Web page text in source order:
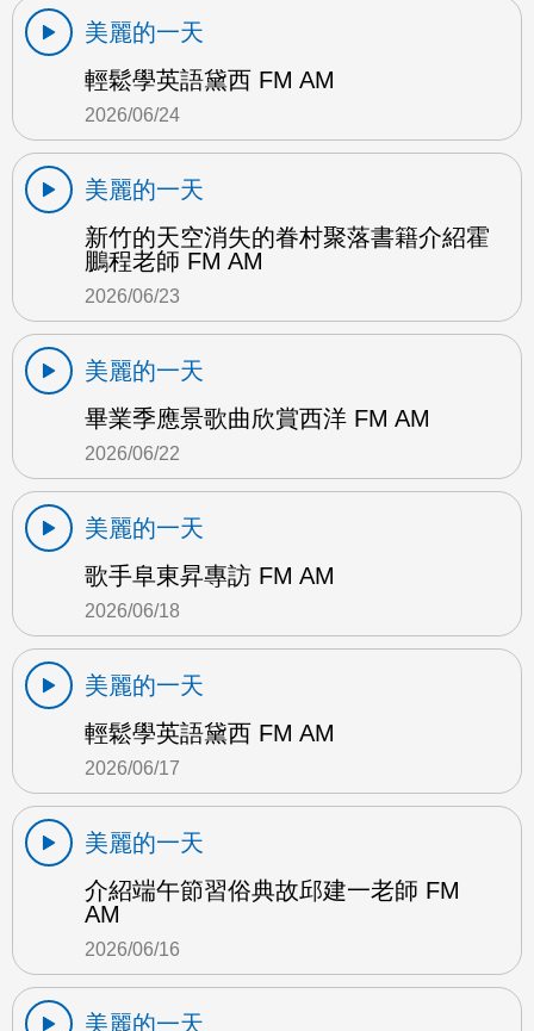
美麗的一天
輕鬆學英語黛西 FM AM
2026/06/24
美麗的一天
新竹的天空消失的眷村聚落書籍介紹霍
鵬程老師 FM AM
2026/06/23
美麗的一天
畢業季應景歌曲欣賞西洋 FM AM
2026/06/22
美麗的一天
歌手阜東昇專訪 FM AM
2026/06/18
美麗的一天
輕鬆學英語黛西 FM AM
2026/06/17
美麗的一天
介紹端午節習俗典故邱建一老師 FM
AM
2026/06/16
美麗的一天